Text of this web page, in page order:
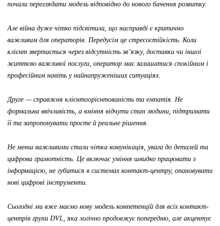
почали переглядати модель відповідно до нового бачення розвитку.
Але війна дуже чітко підсвітила, що насправді є критично
важливим для операторів. Передусім це стресостійкість. Коли
клієнт звертається через відсутність зв’язку, доставки чи іншої
життєво важливої послуги, оператор має залишатися спокійним і
професійним навіть у найнапруженіших ситуаціях.
Друге — справжня клієнтоорієнтованість та емпатія. Не
формальна ввічливість, а вміння відчути стан людини, підтримати
її та запропонувати просте й реальне рішення.
Не менш важливими стали чітка комунікація, увага до деталей та
цифрова грамотність. Це включає уміння швидко працювати з
інформацією, не губитися в системах контакт-центру, опановувати
нові цифрові інструменти.
Сьогодні ми вже маємо нову модель компетенцій для всіх контакт-
центрів групи DVL, яка логічно продовжує попередню, але акцентує